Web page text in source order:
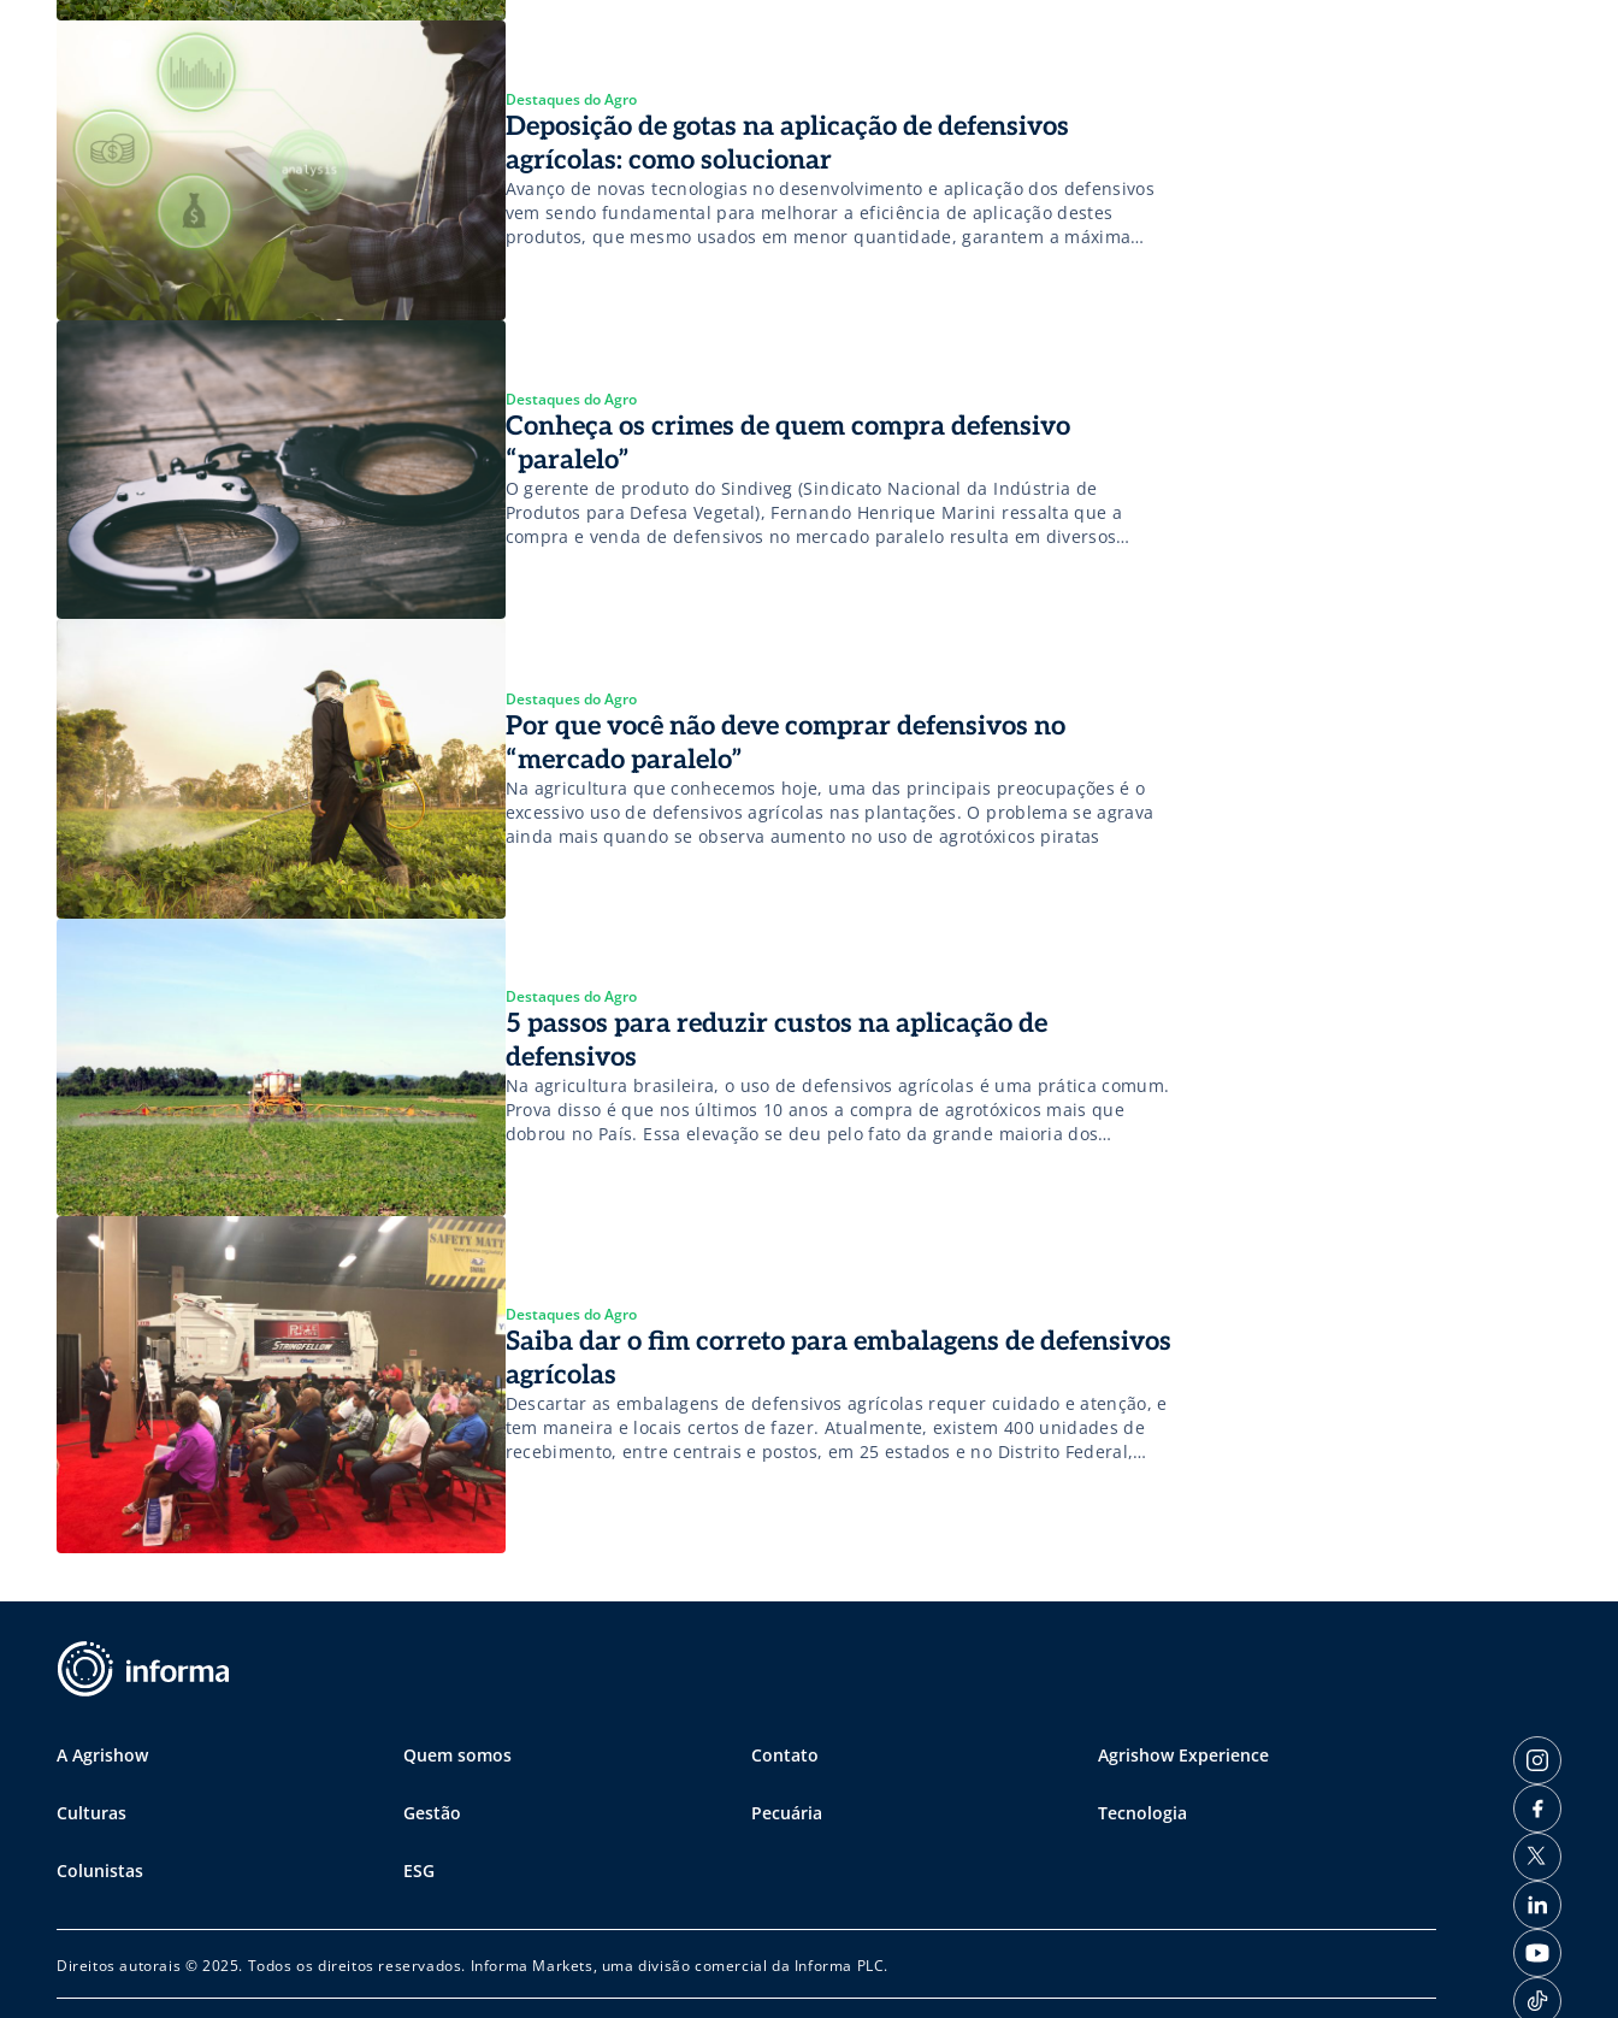
Destaques do Agro
Deposição de gotas na aplicação de defensivos
agrícolas: como solucionar
Avanço de novas tecnologias no desenvolvimento e aplicação dos defensivos
vem sendo fundamental para melhorar a eficiência de aplicação destes
produtos, que mesmo usados em menor quantidade, garantem a máxima
Destaques do Agro
Conheça os crimes de quem compra defensivo
“paralelo”
O gerente de produto do Sindiveg (Sindicato Nacional da Indústria de
Produtos para Defesa Vegetal), Fernando Henrique Marini ressalta que a
compra e venda de defensivos no mercado paralelo resulta em diversos
Destaques do Agro
Por que você não deve comprar defensivos no
“mercado paralelo”
Na agricultura que conhecemos hoje, uma das principais preocupações é o
excessivo uso de defensivos agrícolas nas plantações. O problema se agrava
ainda mais quando se observa aumento no uso de agrotóxicos piratas
Destaques do Agro
5 passos para reduzir custos na aplicação de
defensivos
Na agricultura brasileira, o uso de defensivos agrícolas é uma prática comum.
Prova disso é que nos últimos 10 anos a compra de agrotóxicos mais que
dobrou no País. Essa elevação se deu pelo fato da grande maioria dos
produtores utilizarem os defensivos como a principal forma de controle de
pragas/doenças em suas lavouras. Porém, […]
Destaques do Agro
Saiba dar o fim correto para embalagens de defensivos
agrícolas
Descartar as embalagens de defensivos agrícolas requer cuidado e atenção, e
tem maneira e locais certos de fazer. Atualmente, existem 400 unidades de
recebimento, entre centrais e postos, em 25 estados e no Distrito Federal,
integradas ao Sistema Campo Limpo, criado pelo InpEV (Instituto Nacional de
Processamento de Embalagens Vazias). Antes de serem levadas até […]
A Agrishow Quem somos Contato Agrishow Experience
Culturas Gestão Pecuária Tecnologia
Colunistas ESG
Direitos autorais © 2025. Todos os direitos reservados. Informa Markets, uma divisão comercial da Informa PLC.